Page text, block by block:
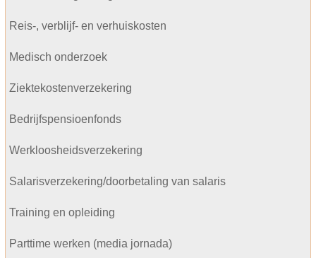
Reis-, verblijf- en verhuiskosten
Medisch onderzoek
Ziektekostenverzekering
Bedrijfspensioenfonds
Werkloosheidsverzekering
Salarisverzekering/doorbetaling van salaris
Training en opleiding
Parttime werken (media jornada)